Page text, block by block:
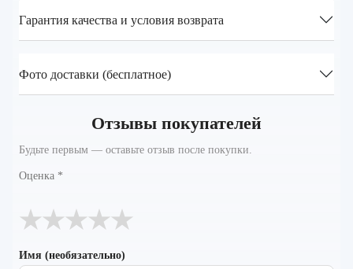
Гарантия качества и условия возврата
Фото доставки (бесплатное)
Отзывы покупателей
Будьте первым — оставьте отзыв после покупки.
Оценка *
★
★
★
★
★
Имя (необязательно)